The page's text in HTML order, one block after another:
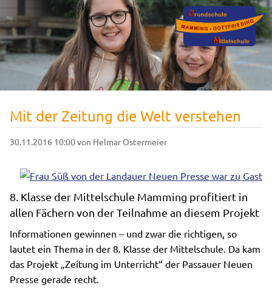
Mit der Zeitung die Welt verstehen
30.11.2016 10:00von Helmar Ostermeier
8. Klasse der Mittelschule Mamming profitiert in
allen Fächern von der Teilnahme an diesem Projekt
Informationen gewinnen – und zwar die richtigen, so
lautet ein Thema in der 8. Klasse der Mittelschule. Da kam
das Projekt „Zeitung im Unterricht“ der Passauer Neuen
Presse gerade recht.